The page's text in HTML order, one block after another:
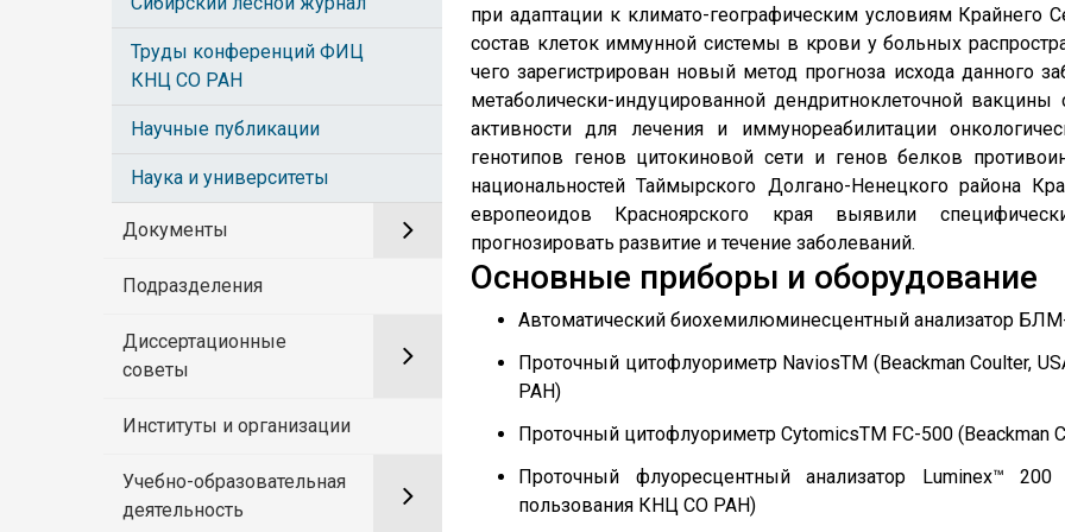
Труды конференций ФИЦ
КНЦ СО РАН
Научные публикации
Наука и университеты
Документы
Подразделения
Диссертационные
советы
Институты и организации
Учебно-образовательная
деятельность
при адаптации к климато-географическим условиям Крайнего
состав клеток иммунной системы в крови у больных
чего зарегистрирован новый метод прогноза исхода данного
метаболически-индуцированной дендритноклеточной
активности для лечения и иммунореабилитации
генотипов генов цитокиновой сети и генов белков
национальностей Таймырского Долгано-Ненецкого района
европеоидов Красноярского края выявили
прогнозировать развитие и течение заболеваний.
Основные приборы и оборудование
Автоматический биохемилюминесцентный анализатор
Проточный цитофлуориметр NaviosTM (Beackman Coulter,
РАН)
Проточный цитофлуориметр CytomicsTM FC-500 (Beackman
Проточный флуоресцентный анализатор Luminex™
пользования КНЦ СО РАН)